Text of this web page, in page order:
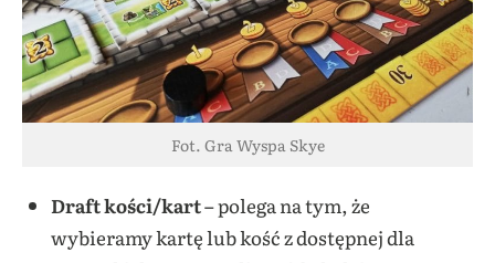
Fot. Gra Wyspa Skye
Draft kości/kart –polega na tym, że
wybieramy kartę lub kość z dostępnej dla